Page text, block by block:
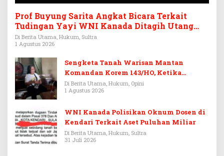
Prof Buyung Sarita Angkat Bicara Terkait
Tudingan Yayi WNI Kanada Ditagih Utang
Rp3,6 Miliar
Di Berita Utama, Hukum, Sultra
1 Agustus 2026
Sengketa Tanah Warisan Mantan
Komandan Korem 143/HO, Ketika
Warisan Menjadi Arena Pemerasan
Di Berita Utama, Hukum, Opini
1 Agustus 2026
WNI Kanada Polisikan Oknum Dosen di
Kendari Terkait Aset Puluhan Miliar
Di Berita Utama, Hukum, Sultra
31 Juli 2026